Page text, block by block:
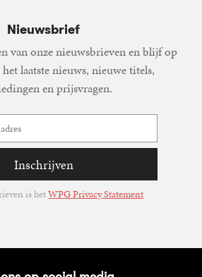
Nieuwsbrief
van onze nieuwsbrieven en blijf op
laatste nieuws, nieuwe titels,
en prijsvragen.
Inschrijven
is hetWPG Privacy Statement